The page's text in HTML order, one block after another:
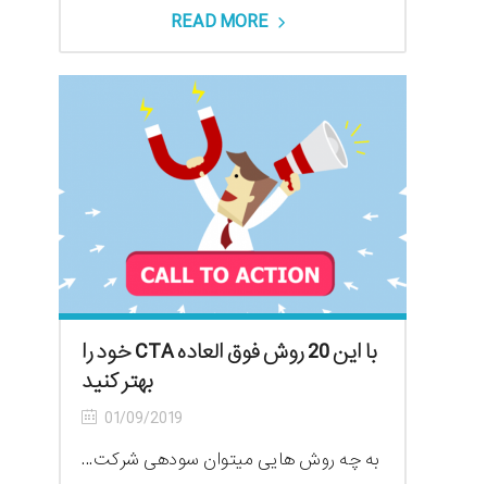
READ MORE
با این 20 روش فوق العاده CTA خود را
بهتر کنید
01/09/2019
به چه روش هایی میتوان سودهی شرکت...